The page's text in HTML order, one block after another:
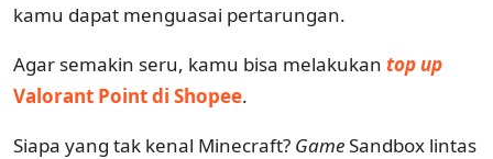
kamu dapat menguasai pertarungan.
Agar semakin seru, kamu bisa melakukan top up
Valorant Point di Shopee.
Siapa yang tak kenal Minecraft? GameSandbox lintas